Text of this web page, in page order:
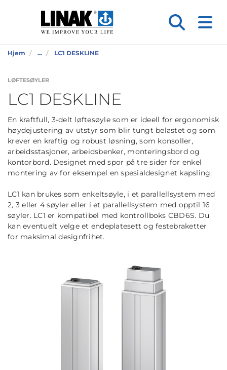
Hjem ... LC1 DESKLINE
LØFTESØYLER
LC1 DESKLINE
En kraftfull, 3-delt løftesøyle som er ideell for ergonomisk
høydejustering av utstyr som blir tungt belastet og som
krever en kraftig og robust løsning, som konsoller,
arbeidsstasjoner, arbeidsbenker, monteringsbord og
kontorbord. Designet med spor på tre sider for enkel
montering av for eksempel en spesialdesignet kapsling.
LC1 kan brukes som enkeltsøyle, i et parallellsystem med
2, 3 eller 4 søyler eller i et parallellsystem med opptil 16
søyler. LC1 er kompatibel med kontrollboks CBD6S. Du
kan eventuelt velge et endeplatesett og festebraketter
for maksimal designfrihet.